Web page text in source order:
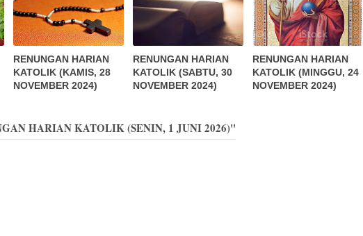
RENUNGAN HARIAN
KATOLIK (KAMIS, 28
NOVEMBER 2024)
RENUNGAN HARIAN
KATOLIK (SABTU, 30
NOVEMBER 2024)
RENUNGAN HARIAN
KATOLIK (MINGGU, 24
NOVEMBER 2024)
HARIAN KATOLIK (SENIN, 1 JUNI 2026)"